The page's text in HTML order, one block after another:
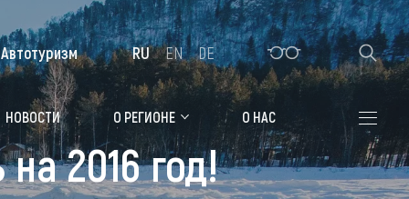
Алтайская зимовка
Где остановиться
НОВОСТИ О РЕГИОНЕ О НАС
Автотуризм RU EN DE
2016 год!